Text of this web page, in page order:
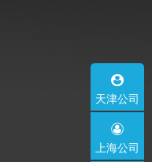
天津公司
上海公司